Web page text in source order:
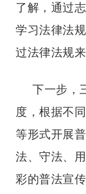
了解，通过
学习法律法
过法律法规
下一步，
度，根据不
等形式开展
法、守法、
彩的普法宣